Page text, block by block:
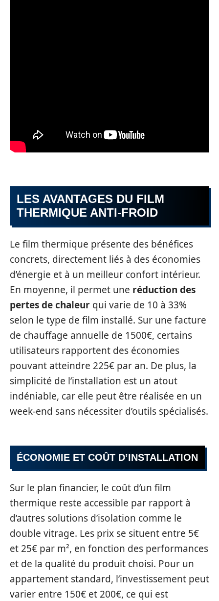
LES AVANTAGES DU FILM
THERMIQUE ANTI-FROID
Le film thermique présente des bénéfices
concrets, directement liés à des économies
d’énergie et à un meilleur confort intérieur.
En moyenne, il permet une réduction des
pertes de chaleur qui varie de 10 à 33%
selon le type de film installé. Sur une facture
de chauffage annuelle de 1500€, certains
utilisateurs rapportent des économies
pouvant atteindre 225€ par an. De plus, la
simplicité de l’installation est un atout
indéniable, car elle peut être réalisée en un
week-end sans nécessiter d’outils spécialisés.
ÉCONOMIE ET COÛT D’INSTALLATION
Sur le plan financier, le coût d’un film
thermique reste accessible par rapport à
d’autres solutions d’isolation comme le
double vitrage. Les prix se situent entre 5€
et 25€ par m², en fonction des performances
et de la qualité du produit choisi. Pour un
appartement standard, l’investissement peut
varier entre 150€ et 200€, ce qui est